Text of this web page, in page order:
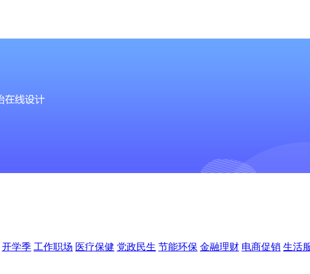
开学季 工作职场 医疗保健 党政民生 节能环保 金融理财 电商促销 生活